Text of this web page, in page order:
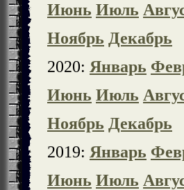
Июнь Июль
Ноябрь Декабрь
2020: Январь
Июнь Июль
Ноябрь Декабрь
2019: Январь
Июнь Июль